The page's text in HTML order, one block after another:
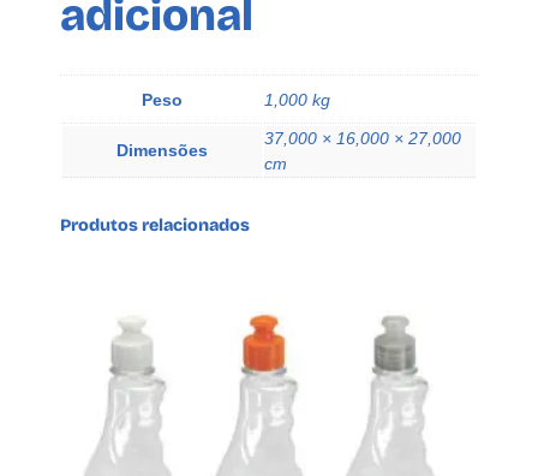
u
a
e
adicional
Peso 1,000 kg
Dimensões
37,000 × 16,000 × 27,000
cm
Produtos relacionados